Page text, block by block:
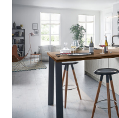
Betonoptik
Küche
Hellgrau
mit
Theke
Menge